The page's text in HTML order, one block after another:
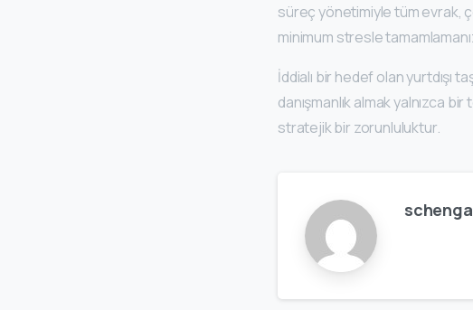
süreç yönetimiyle tüm evrak,
minimum stresle
İddialı bir hedef olan yurtdışı
danışmanlık almak yalnızca
stratejik bir zorunluluktur.